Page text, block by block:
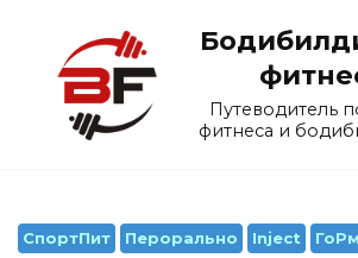
содержанию
Путеводитель
фитнеса и
СпортПит Перорально Inject